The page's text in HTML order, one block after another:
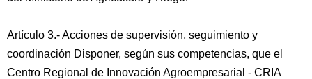
Artículo 3.- Acciones de supervisión, seguimiento y
coordinación Disponer, según sus competencias, que el
Centro Regional de Innovación Agroempresarial - CRIA